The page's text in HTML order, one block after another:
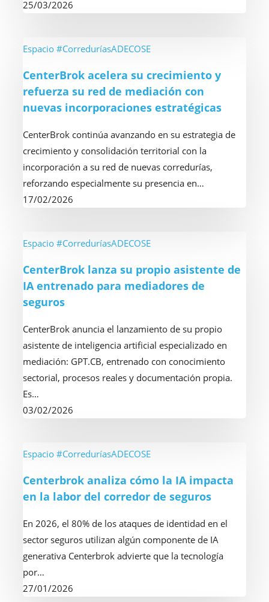
alineación
y
la
digitalización
de
red
25/03/2026
CenterBrok
su
crecimiento
y
su
red
de
mediación
con
incorporaciones
Espacio #CorreduríasADECOSE
CenterBrok acelera su crecimiento y
refuerza su red de mediación con
nuevas incorporaciones estratégicas
CenterBrok continúa avanzando en su estrategia de
crecimiento y consolidación territorial con la
incorporación a su red de nuevas corredurías,
reforzando especialmente su presencia en…
17/02/2026
CenterBrok
su
propio
asistente
IA
entrenado
para
mediadores
de
seguros
Espacio #CorreduríasADECOSE
CenterBrok lanza su propio asistente de
IA entrenado para mediadores de
seguros
CenterBrok anuncia el lanzamiento de su propio
asistente de inteligencia artificial especializado en
mediación: GPT.CB, entrenado con conocimiento
sectorial, procesos reales y documentación propia.
Es…
03/02/2026
Centerbrok
cómo
la
impacta
en
la
labor
del
Espacio #CorreduríasADECOSE
Centerbrok analiza cómo la IA impacta
en la labor del corredor de seguros
En 2026, el 80% de los ataques de identidad en el
sector seguros utilizan algún componente de IA
generativa Centerbrok advierte que la tecnología
por…
27/01/2026